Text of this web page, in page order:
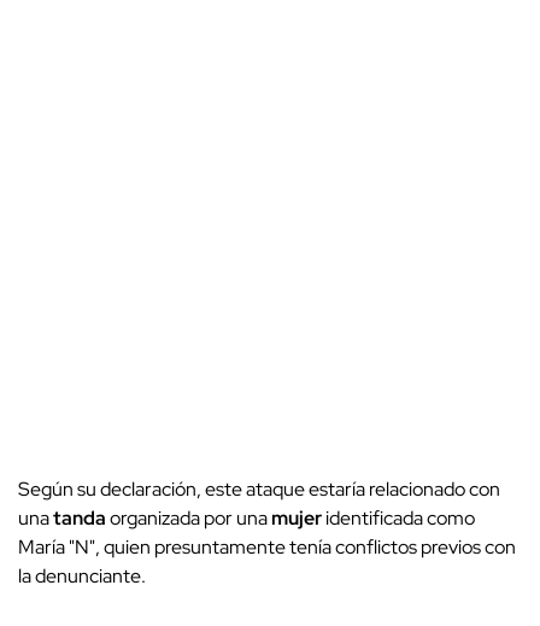
Según su declaración, este ataque estaría relacionado con
unatandaorganizada por unamujeridentificada como
María "N", quien presuntamente tenía conflictos previos con
la denunciante.